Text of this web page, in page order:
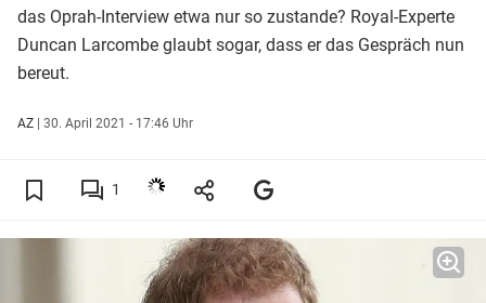
das Oprah-Interview etwa nur so zustande? Royal-Experte
Duncan Larcombe glaubt sogar, dass er das Gespräch nun
bereut.
AZ | 30. April 2021 - 17:46 Uhr
1